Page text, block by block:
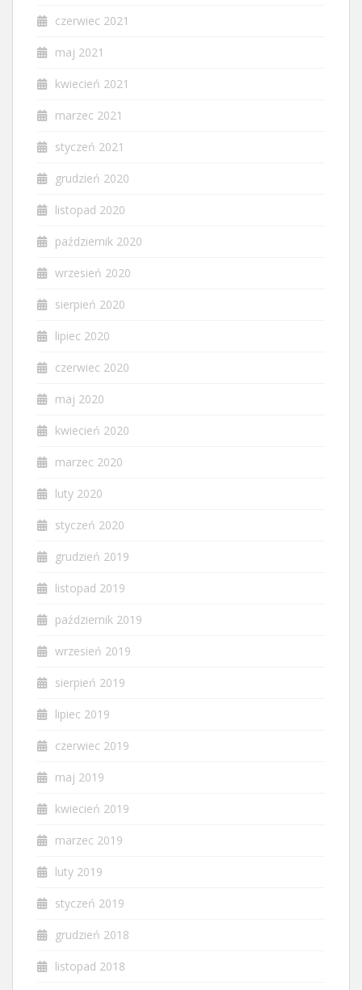
czerwiec 2021
maj 2021
kwiecień 2021
marzec 2021
styczeń 2021
grudzień 2020
listopad 2020
październik 2020
wrzesień 2020
sierpień 2020
lipiec 2020
czerwiec 2020
maj 2020
kwiecień 2020
marzec 2020
luty 2020
styczeń 2020
grudzień 2019
listopad 2019
październik 2019
wrzesień 2019
sierpień 2019
lipiec 2019
czerwiec 2019
maj 2019
kwiecień 2019
marzec 2019
luty 2019
styczeń 2019
grudzień 2018
listopad 2018